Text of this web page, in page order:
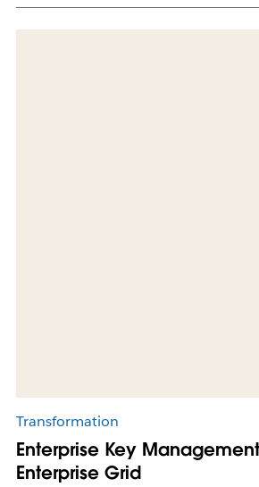
Transformation
Enterprise Key
Enterprise Grid